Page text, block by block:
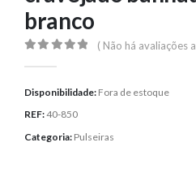
branco
( Não há avaliações
Disponibilidade: Fora de estoque
REF:40-850
Categoria: Pulseiras